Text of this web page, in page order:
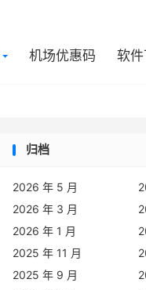
机场优惠码 软
归档
2026 年 5 月
2026 年 3 月
2026 年 1 月
2025 年 11 月
2025 年 9 月